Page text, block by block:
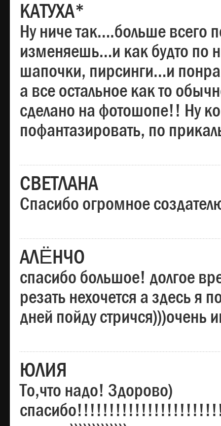
КАТУХА*
Ну ниче так….больше всего
изменяешь…и как будто по
шапочки, пирсинги…и
а все остальное как то
сделано на фотошопе!! Ну
пофантазировать, по
СВЕТЛАНА
Спасибо огромное
АЛЁНЧО
спасибо большое! долгое
резать нехочется а здесь я
дней пойду стричся)))очень
ЮЛИЯ
То,что надо! Здорово)